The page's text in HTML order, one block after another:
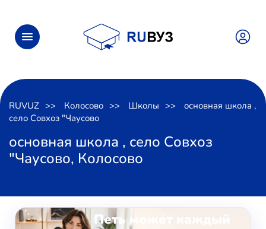
RUVUZ Колосово Школы
основная школа ,
село Совхоз "Чаусово
основная школа , село Совхоз
"Чаусово, Колосово
ОНЛАЙН-ЗАНЯТИЯ ВОКАЛОМ
Петь может каждый